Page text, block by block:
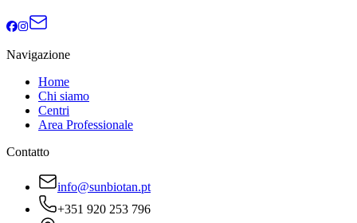
Navigazione
Home
Chi siamo
Centri
Area Professionale
Contatto
info@sunbiotan.pt
+351 920 253 796